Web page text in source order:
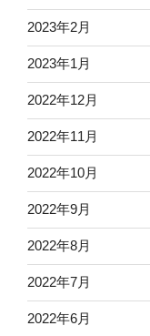
2023年2月
2023年1月
2022年12月
2022年11月
2022年10月
2022年9月
2022年8月
2022年7月
2022年6月